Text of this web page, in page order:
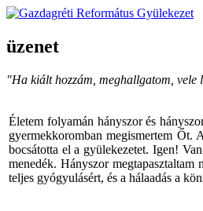
üzenet
"Ha kiált hozzám, meghallgatom, vele
Életem folyamán hányszor és
gyermekkoromban megismertem Őt.
bocsátotta el a gyülekezetet. Igen!
menedék. Hányszor megtapasztaltam
teljes gyógyulásért, és a hálaadás a